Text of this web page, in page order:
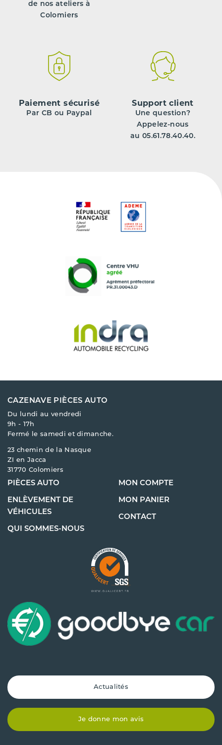
de nos ateliers à
Colomiers
Paiement sécurisé
Par CB ou Paypal
Support client
Une question?
Appelez-nous
au 05.61.78.40.40.
CAZENAVE PIÈCES AUTO
Du lundi au vendredi
9h - 17h
Fermé le samedi et dimanche.
23 chemin de la Nasque
ZI en Jacca
31770 Colomiers
PIÈCES AUTO
ENLÈVEMENT DE
VÉHICULES
QUI SOMMES-NOUS
MON COMPTE
MON PANIER
CONTACT
Actualités
Je donne mon avis